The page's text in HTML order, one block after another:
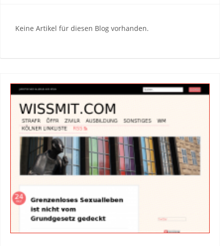
Keine Artikel für diesen Blog vorhanden.